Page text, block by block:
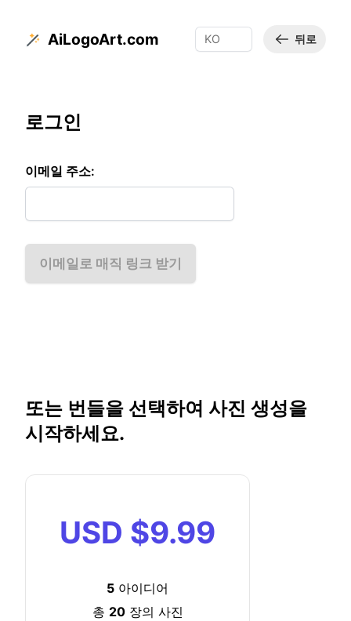
AiLogoArt.com 뒤로
로그인
이메일 주소:
이메일로 매직 링크 받기
또는 번들을 선택하여 사진 생성을
시작하세요.
USD $9.99
5 아이디어
총 20장의 사진